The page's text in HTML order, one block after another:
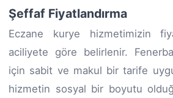
Şeffaf Fiyatlandırma
Eczane kurye hizmetimizin
aciliyete göre belirlenir.
için sabit ve makul bir tarife
hizmetin sosyal bir boyutu